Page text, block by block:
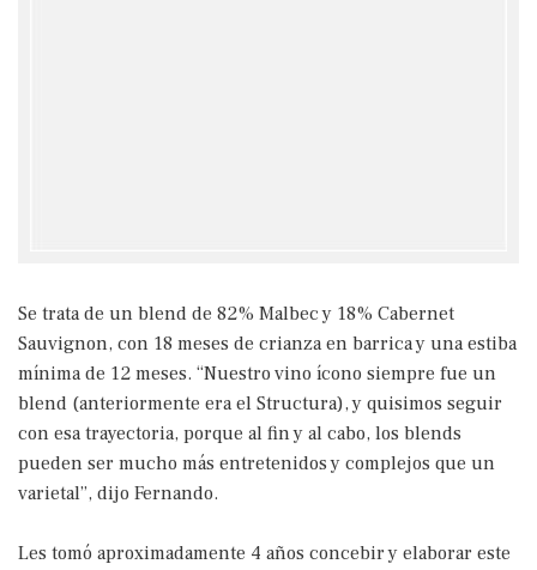
Se trata de un blend de 82% Malbec y 18% Cabernet
Sauvignon, con 18 meses de crianza en barrica y una estiba
mínima de 12 meses. “Nuestro vino ícono siempre fue un
blend (anteriormente era el Structura), y quisimos seguir
con esa trayectoria, porque al fin y al cabo, los blends
pueden ser mucho más entretenidos y complejos que un
varietal”, dijo Fernando.
Les tomó aproximadamente 4 años concebir y elaborar este